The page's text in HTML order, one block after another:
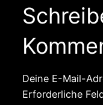
Deine E-Mail-
Erforderliche